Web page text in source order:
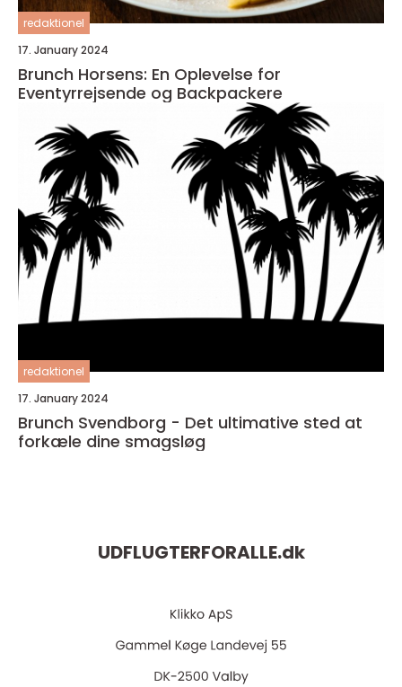
redaktionel
17. January 2024
Brunch Horsens: En Oplevelse for
Eventyrrejsende og Backpackere
redaktionel
17. January 2024
Brunch Svendborg - Det ultimative sted at
forkæle dine smagsløg
UDFLUGTERFORALLE.dk